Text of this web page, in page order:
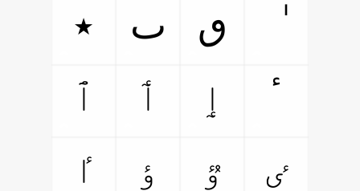
٭ ٮ
ٯ
ٱ
ٲ ٳ
ٴ
ٵ
ٶ ٷ
ٸ